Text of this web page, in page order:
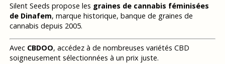
Silent Seeds propose les graines de cannabis féminisées
de Dinafem, marque historique, banque de graines de
cannabis depuis 2005.
Avec CBDOO, accédez à de nombreuses variétés CBD
soigneusement sélectionnées à un prix juste.